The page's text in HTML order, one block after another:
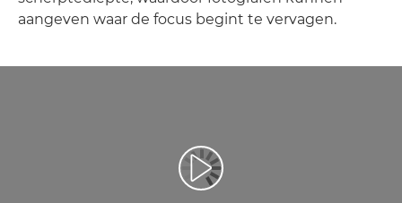
aangeven waar de focus begint te vervagen.
Video afspelen